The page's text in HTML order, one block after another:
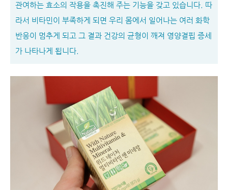
관여하는 효소의 작용을 촉진해 주는 기능을 갖고 있습니다. 따
라서 비타민이 부족하게 되면 우리 몸에서 일어나는 여러 화학
반응이 멈추게 되고 그 결과 건강의 균형이 깨져 영양결핍 증세
가 나타나게 됩니다.